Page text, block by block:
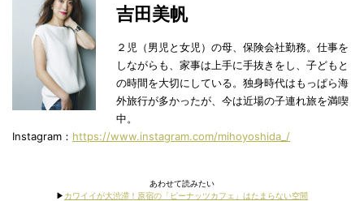
吉田美帆
２児（男児と女児）の母、保険会社勤務。仕事を
しながらも、家事は上手に手抜きをし、子どもと
の時間を大切にしている。独身時代はもっぱら海
外旅行が多かったが、今は近場の子連れ旅を満喫
中。
Instagram： https://www.instagram.com/mihoyoshida_/
あわせて読みたい
▶︎ カワイイが大渋滞！原宿の「ピーナッツカフェ」はたまらない空間